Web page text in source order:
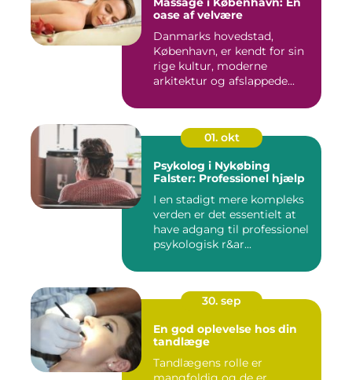
oase af velvære
Danmarks hovedstad,
København, er kendt for sin
rige kultur, moderne
arkitektur og afslappede...
01. okt
Psykolog i Nykøbing
Falster: Professionel hjælp
I en stadigt mere kompleks
verden er det essentielt at
have adgang til professionel
psykologisk r&ar...
30. sep
En god oplevelse hos din
tandlæge
Tandlægens rolle er